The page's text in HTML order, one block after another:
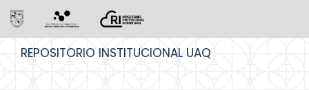
REPOSITORIO INSTITUCIONAL UAQ